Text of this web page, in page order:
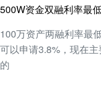
500W资金双融利率最
100万资产两融利率最
可以申请3.8%，现在
的